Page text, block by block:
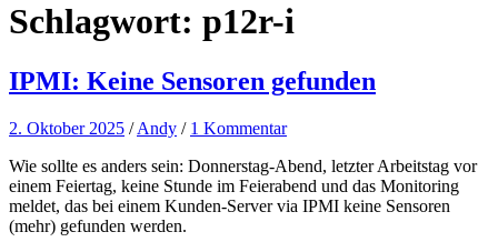
Schlagwort: p12r-i
IPMI: Keine Sensoren gefunden
2. Oktober 2025 /Andy / 1 Kommentar
Wie sollte es anders sein: Donnerstag-Abend, letzter Arbeitstag vor
einem Feiertag, keine Stunde im Feierabend und das Monitoring
meldet, das bei einem Kunden-Server via IPMI keine Sensoren
(mehr) gefunden werden.